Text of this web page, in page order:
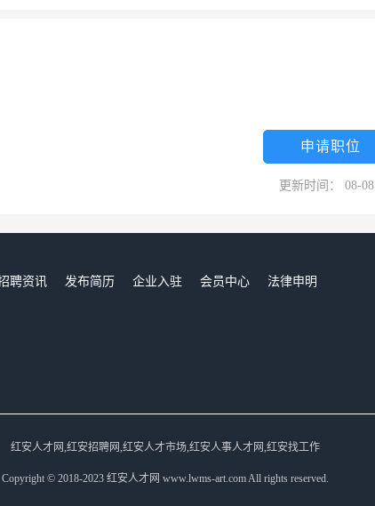
申请职位
更新时间： 08-08
聘资讯 发布简历 企业入驻 会员中心
法律申明
红安人才网,红安招聘网,红安人才市场,红安人事人才网,红安找工作
Copyright © 2018-2023 红安人才网 www.lwms-art.com All rights reserved.